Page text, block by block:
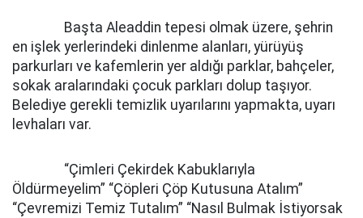
Başta Aleaddin tepesi olmak üzere, şehrin
en işlek yerlerindeki dinlenme alanları, yürüyüş
parkurları ve kafemlerin yer aldığı parklar, bahçeler,
sokak aralarındaki çocuk parkları dolup taşıyor.
Belediye gerekli temizlik uyarılarını yapmakta, uyarı
levhaları var.
“Çimleri Çekirdek Kabuklarıyla
Öldürmeyelim” “Çöpleri Çöp Kutusuna Atalım”
“Çevremizi Temiz Tutalım” “Nasıl Bulmak İstiyorsak